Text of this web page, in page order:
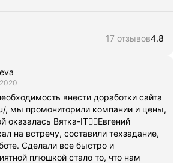
17 отзывов4.8
внести доработки сайта
, мы промониторили компании и цены,
оказалась Вятка-IT👍🏻Евгений
на встречу, составили техзадание,
Сделали все быстро и
плюшкой стало то, что нам